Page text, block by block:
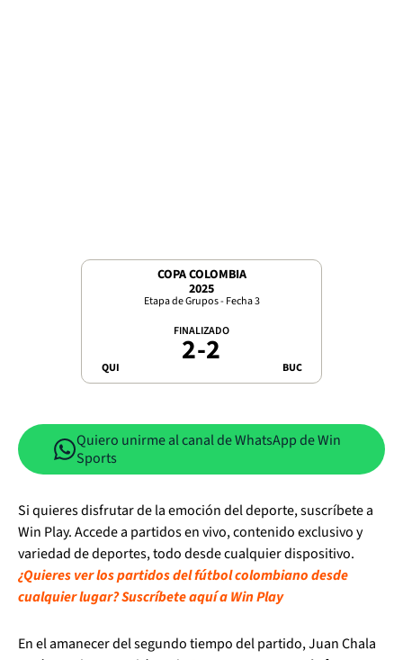
COPA COLOMBIA
2025
Etapa de Grupos - Fecha 3
QUI
FINALIZADO
2-2 BUC
Quiero unirme al canal de WhatsApp de Win
Sports
Si quieres disfrutar de la emoción del deporte, suscríbete a
Win Play. Accede a partidos en vivo, contenido exclusivo y
variedad de deportes, todo desde cualquier dispositivo.
¿Quieres ver los partidos del fútbol colombiano desde
cualquier lugar? Suscríbete aquí a Win Play
En el amanecer del segundo tiempo del partido, Juan Chala